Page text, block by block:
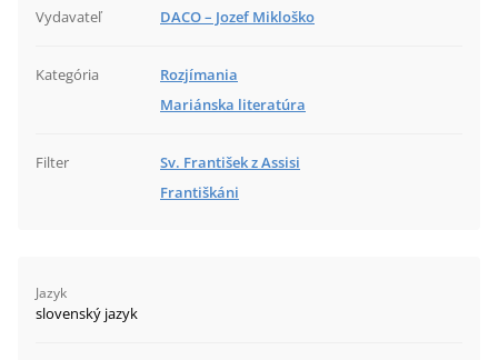
Vydavateľ DACO – Jozef Mikloško
Kategória
Rozjímania
Mariánska literatúra
Filter
Sv. František z Assisi
Františkáni
Jazyk
slovenský jazyk